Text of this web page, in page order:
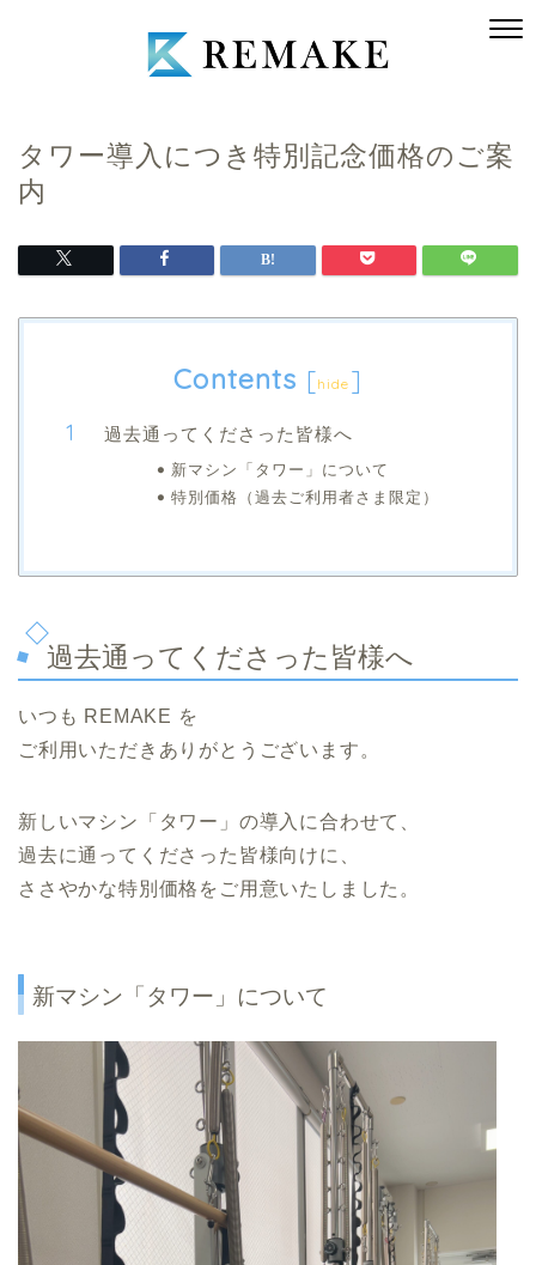
タワー導入につき特別記念価格のご案
内
Contents [hide ]
過去通ってくださった皆様へ
新マシン「タワー」について
特別価格（過去ご利用者さま限定）
過去通ってくださった皆様へ
いつも REMAKE を
ご利用いただきありがとうございます。
新しいマシン「タワー」の導入に合わせて、
過去に通ってくださった皆様向けに、
ささやかな特別価格をご用意いたしました。
新マシン「タワー」について